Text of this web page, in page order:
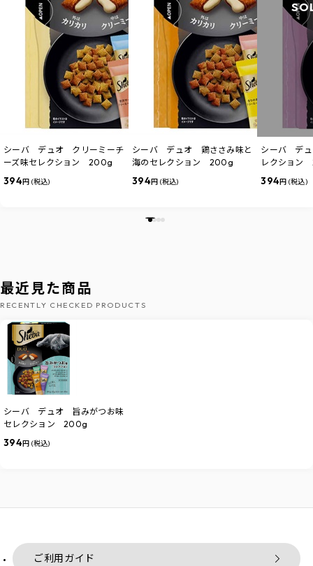
シーバ デュオ クリーミーチ
ーズ味セレクション 200g
394円 (税込)
シーバ デュオ 鶏ささみ味と
海のセレクション 200g
394円 (税込)
シーバ デ
レクショ
394円 (税込)
最近見た商品
RECENTLY CHECKED PRODUCTS
シーバ デュオ 旨みがつお味
セレクション 200g
394円 (税込)
ご利用ガイド